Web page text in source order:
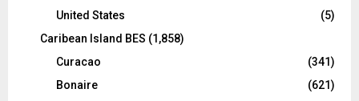
United States
(5)
Caribean Island BES (1,858)
Curacao
(341)
Bonaire
(621)